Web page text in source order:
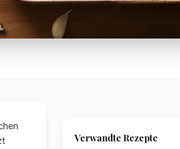
Verwandte Rezepte